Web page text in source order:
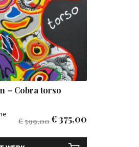
– Cobra torso
€599,00€ 375,00